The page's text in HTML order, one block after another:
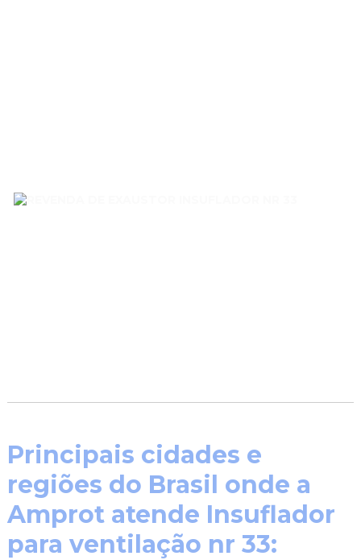
Principais cidades e
regiões do Brasil onde a
Amprot atende Insuflador
para ventilação nr 33: